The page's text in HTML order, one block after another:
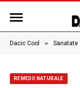
Dacic Cool » Sanatate
REMEDII NATURALE